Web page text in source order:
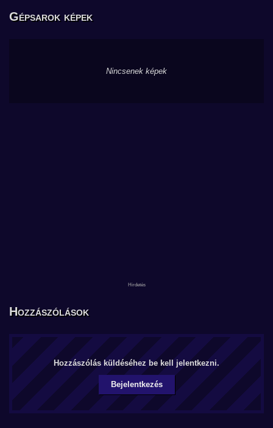
Gépsarok képek
Nincsenek képek
Hozzászólások
Hozzászólás küldéséhez be kell jelentkezni.
Bejelentkezés